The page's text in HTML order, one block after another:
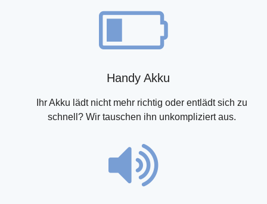
Handy Akku
Ihr Akku lädt nicht mehr richtig oder entlädt sich zu
schnell? Wir tauschen ihn unkompliziert aus.